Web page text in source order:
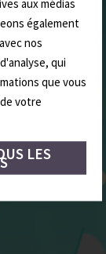
également
nos
qui
que vous
votre
LES